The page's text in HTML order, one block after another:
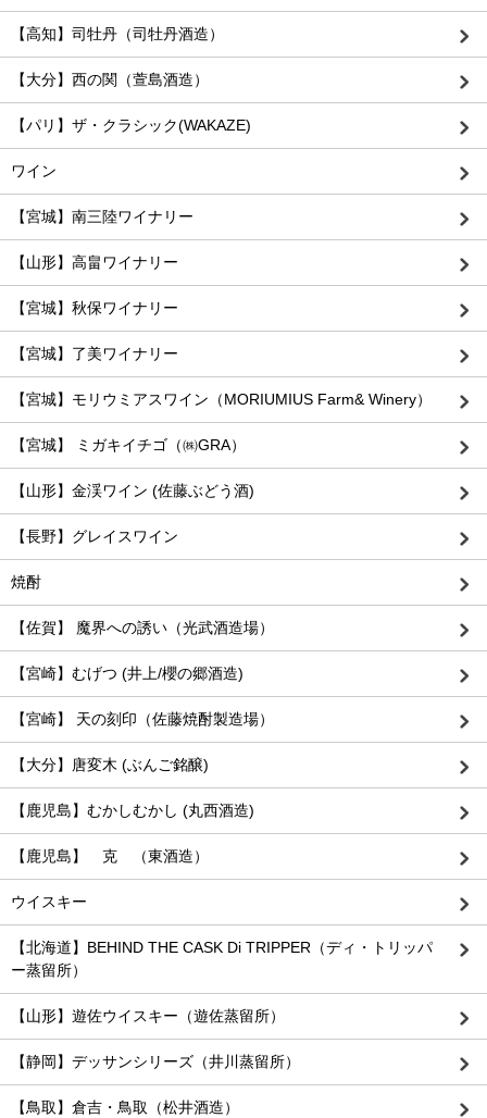
【高知】司牡丹（司牡丹酒造）
【大分】西の関（萱島酒造）
【パリ】ザ・クラシック(WAKAZE)
ワイン
【宮城】南三陸ワイナリー
【山形】高畠ワイナリー
【宮城】秋保ワイナリー
【宮城】了美ワイナリー
【宮城】モリウミアスワイン（MORIUMIUS Farm& Winery）
【宮城】 ミガキイチゴ（㈱GRA）
【山形】金渓ワイン (佐藤ぶどう酒)
【長野】グレイスワイン
焼酎
【佐賀】 魔界への誘い（光武酒造場）
【宮崎】むげつ (井上/櫻の郷酒造)
【宮崎】 天の刻印（佐藤焼酎製造場）
【大分】唐変木 (ぶんご銘醸)
【鹿児島】むかしむかし (丸西酒造)
【鹿児島】 克 （東酒造）
ウイスキー
【北海道】BEHIND THE CASK Di TRIPPER（ディ・トリッパ
ー蒸留所）
【山形】遊佐ウイスキー（遊佐蒸留所）
【静岡】デッサンシリーズ（井川蒸留所）
【鳥取】倉吉・鳥取（松井酒造）